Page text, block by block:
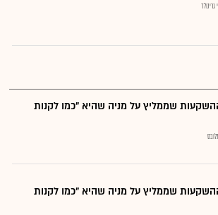
שממליץ על מניה שהיא "כמו לקנות
שממליץ על מניה שהיא "כמו לקנות